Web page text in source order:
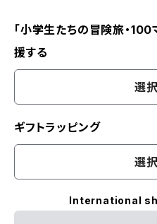
「小学生たちの冒険旅・
援する
選
ギフトラッピング
選
International